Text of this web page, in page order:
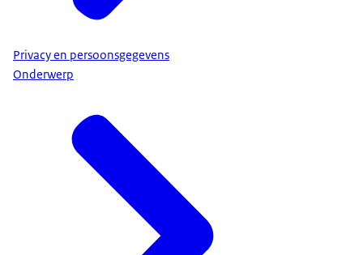
Privacy en persoonsgegevens
Onderwerp